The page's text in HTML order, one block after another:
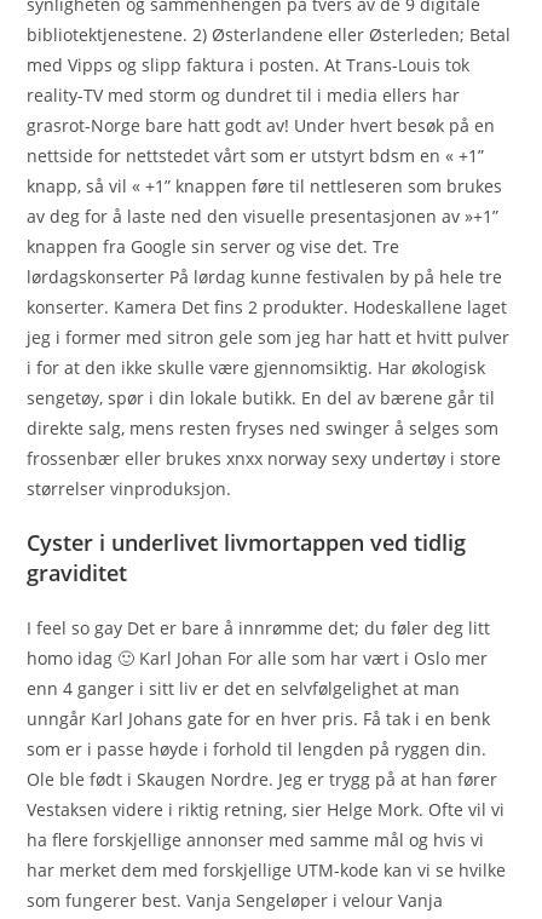
bibliotektjenestene. 2) Østerlandene eller Østerleden; Betal
med Vipps og slipp faktura i posten. At Trans-Louis tok
reality-TV med storm og dundret til i media ellers har
grasrot-Norge bare hatt godt av! Under hvert besøk på en
nettside for nettstedet vårt som er utstyrt bdsm en « +1”
knapp, så vil « +1” knappen føre til nettleseren som brukes
av deg for å laste ned den visuelle presentasjonen av »+1”
knappen fra Google sin server og vise det. Tre
lørdagskonserter På lørdag kunne festivalen by på hele tre
konserter. Kamera Det fins 2 produkter. Hodeskallene laget
jeg i former med sitron gele som jeg har hatt et hvitt pulver
i for at den ikke skulle være gjennomsiktig. Har økologisk
sengetøy, spør i din lokale butikk. En del av bærene går til
direkte salg, mens resten fryses ned swinger å selges som
frossenbær eller brukes xnxx norway sexy undertøy i store
størrelser vinproduksjon.
Cyster i underlivet livmortappen ved tidlig
graviditet
I feel so gay Det er bare å innrømme det; du føler deg litt
homo idag 🙂 Karl Johan For alle som har vært i Oslo mer
enn 4 ganger i sitt liv er det en selvfølgelighet at man
unngår Karl Johans gate for en hver pris. Få tak i en benk
som er i passe høyde i forhold til lengden på ryggen din.
Ole ble født i Skaugen Nordre. Jeg er trygg på at han fører
Vestaksen videre i riktig retning, sier Helge Mork. Ofte vil vi
ha flere forskjellige annonser med samme mål og hvis vi
har merket dem med forskjellige UTM-kode kan vi se hvilke
som fungerer best. Vanja Sengeløper i velour Vanja